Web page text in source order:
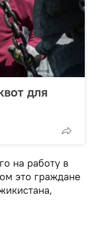
для
на работу в
это граждане